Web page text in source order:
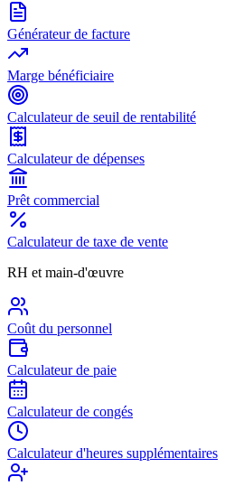
Générateur de facture
Marge bénéficiaire
Calculateur de seuil de rentabilité
Calculateur de dépenses
Prêt commercial
Calculateur de taxe de vente
RH et main-d'œuvre
Coût du personnel
Calculateur de paie
Calculateur de congés
Calculateur d'heures supplémentaires